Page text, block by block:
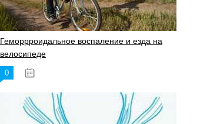
Геморрроидальное воспаление и езда на
велосипеде
0